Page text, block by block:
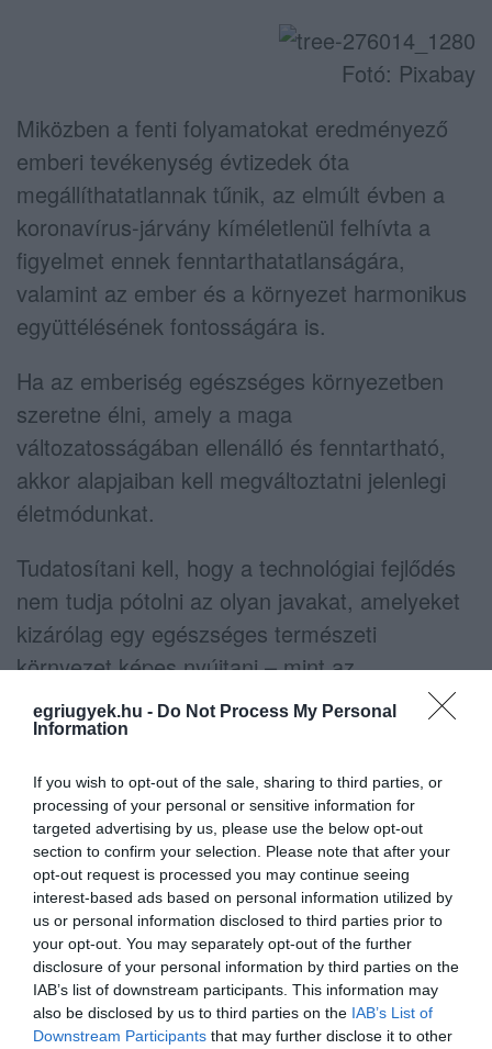
egriugyek.hu - Do Not Process My Personal
Information
If you wish to opt-out of the sale, sharing to third parties, or
processing of your personal or sensitive information for
targeted advertising by us, please use the below opt-out
section to confirm your selection. Please note that after your
opt-out request is processed you may continue seeing
interest-based ads based on personal information utilized by
us or personal information disclosed to third parties prior to
your opt-out. You may separately opt-out of the further
disclosure of your personal information by third parties on the
IAB’s list of downstream participants. This information may
also be disclosed by us to third parties on the IAB’s List of
Downstream Participants that may further disclose it to other
Fotó: Pixabay
Miközben a fenti folyamatokat eredményező
emberi tevékenység évtizedek óta
megállíthatatlannak tűnik, az elmúlt évben a
koronavírus-járvány kíméletlenül felhívta a
figyelmet ennek fenntarthatatlanságára,
valamint az ember és a környezet harmonikus
együttélésének fontosságára is.
Ha az emberiség egészséges környezetben
szeretne élni, amely a maga
változatosságában ellenálló és fenntartható,
akkor alapjaiban kell megváltoztatni jelenlegi
életmódunkat.
Tudatosítani kell, hogy a technológiai fejlődés
nem tudja pótolni az olyan javakat, amelyeket
kizárólag egy egészséges természeti
környezet képes nyújtani – mint az
egészséges ivóvíz, a tiszta levegő, avagy a
tápanyagdús élelmiszer, a gyógyszerek
mentális állapotunkat is alapvetően befolyásoló
természeti környezet.
Az alapvető jogok biztosa és helyettese
feladatkörébe tartozik az egészséges
környezethez, valamint testi és lelki
egészséghez való Alaptörvény szerinti jog
védelme, amelynek szerves része a biológiai